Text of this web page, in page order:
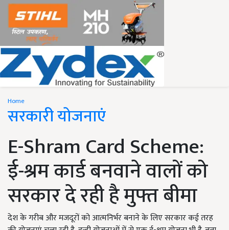
Home
सरकारी योजनाएं
E-Shram Card Scheme:
ई-श्रम कार्ड बनवाने वालों को
सरकार दे रही है मुफ्त बीमा
देश के गरीब और मजदूरों को आत्मनिर्भर बनाने के लिए सरकार कई तरह